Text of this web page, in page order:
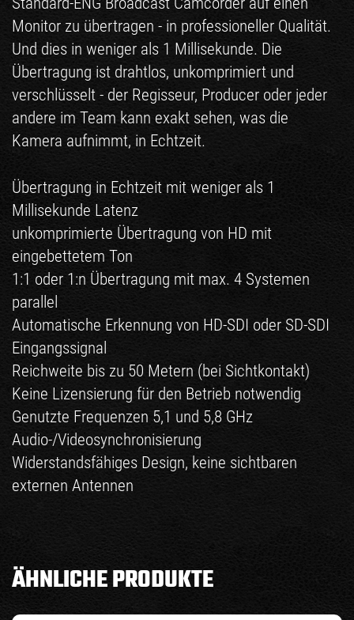
Monitor zu übertragen - in professioneller Qualität.
Und dies in weniger als 1 Millisekunde. Die
Übertragung ist drahtlos, unkomprimiert und
verschlüsselt - der Regisseur, Producer oder jeder
andere im Team kann exakt sehen, was die
Kamera aufnimmt, in Echtzeit.
Übertragung in Echtzeit mit weniger als 1
Millisekunde Latenz
unkomprimierte Übertragung von HD mit
eingebettetem Ton
1:1 oder 1:n Übertragung mit max. 4 Systemen
parallel
Automatische Erkennung von HD-SDI oder SD-SDI
Eingangssignal
Reichweite bis zu 50 Metern (bei Sichtkontakt)
Keine Lizensierung für den Betrieb notwendig
Genutzte Frequenzen 5,1 und 5,8 GHz
Audio-/Videosynchronisierung
Widerstandsfähiges Design, keine sichtbaren
externen Antennen
ÄHNLICHE PRODUKTE